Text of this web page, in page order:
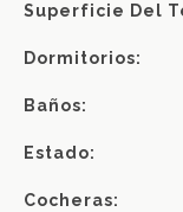
Superficie Del
Dormitorios:
Baños:
Estado:
Cocheras: